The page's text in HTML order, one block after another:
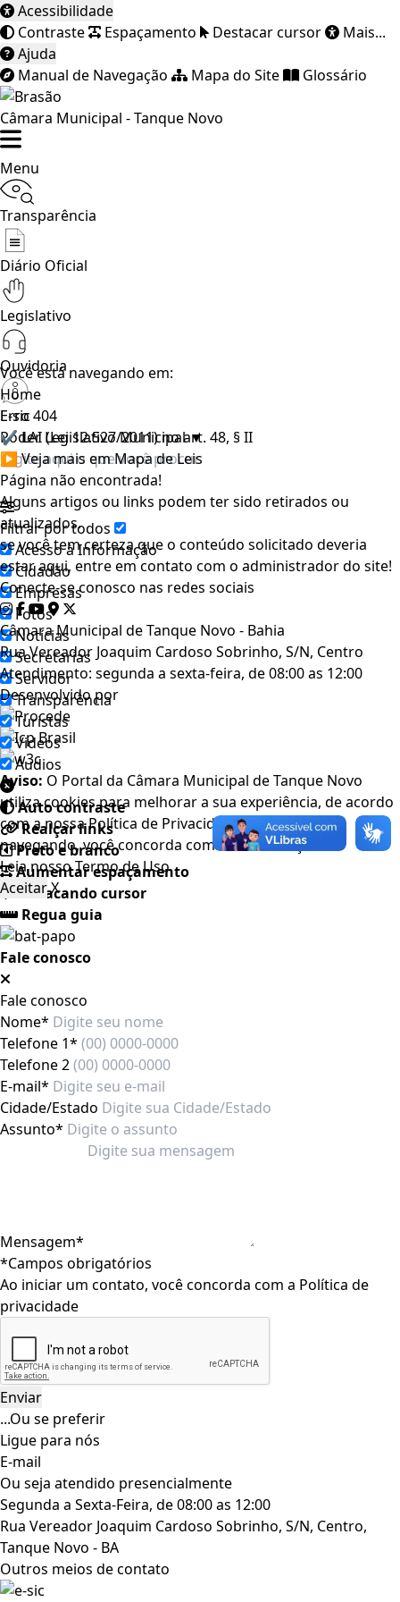
Acessibilidade
Contraste
Espaçamento Destacar cursor
Mais...
Ajuda
Manual de Navegação
Mapa do Site Glossário
Câmara Municipal - Tanque Novo
Menu
Transparência
Diário Oficial
Legislativo
Ouvidoria
E-sic
Poder Legislativo Municipal▼
Filtrar por todos
Acesso à Informação
Cidadão
Empresas
Fotos
Notícias
Secretarias
Servidor
Transparência
Turistas
Videos
Áudios
Auto contraste
Realçar links
Preto e branco
Aumentar espaçamento
Destacando cursor
Regua guia
Fale conosco
Fale conosco
Nome*
Telefone 1*
Telefone 2
E-mail*
Cidade/Estado
Assunto*
Mensagem*
*Campos obrigatórios
Ao iniciar um contato, você concorda com a Política de
privacidade
...Ou se preferir
Ligue para nós
E-mail
Ou seja atendido presencialmente
Segunda a Sexta-Feira, de 08:00 as 12:00
Rua Vereador Joaquim Cardoso Sobrinho, S/N, Centro,
Tanque Novo - BA
Outros meios de contato
Você está navegando em:
Home
Erro 404
✔ LAI (Lei 12.527/2011) no art. 48, § II
▶ Veja mais em Mapa de Leis
Página não encontrada!
Alguns artigos ou links podem ter sido retirados ou
atualizados.
se você tem certeza que o conteúdo solicitado deveria
estar aqui, entre em contato com o administrador do site!
Conecte-se conosco nas redes sociais
Câmara Municipal de Tanque Novo - Bahia
Rua Vereador Joaquim Cardoso Sobrinho, S/N, Centro
Atendimento: segunda a sexta-feira, de 08:00 as 12:00
Desenvolvido por
Aviso: O Portal da Câmara Municipal de Tanque Novo
utiliza cookies para melhorar a sua experiência, de acordo
com a nossa Política de Privacidade, ao continuar
navegando, você concorda com estas condições
Leia nossoTermo de Uso.
AceitarX